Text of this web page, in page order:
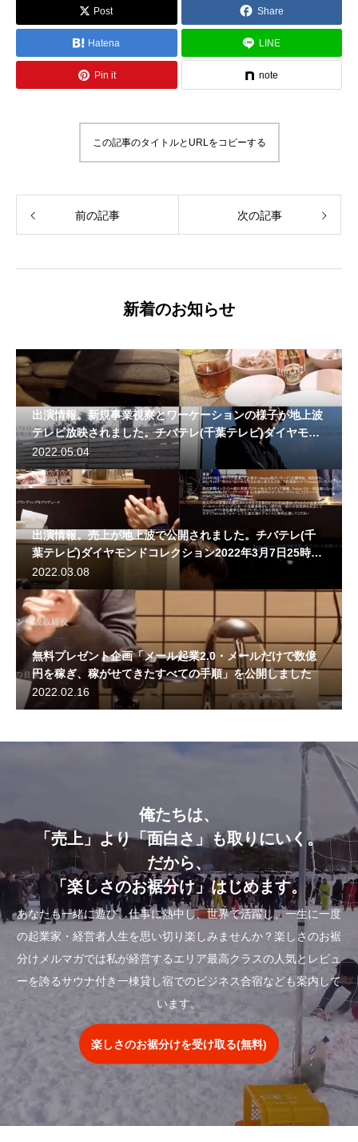
Post Share
Hatena LINE
Pin it note
この記事のタイトルとURLをコピーする
前の記事 次の記事
新着のお知らせ
出演情報。新規事業視察とワーケーションの様子が地上波
テレビ放映されました。チバテレ(千葉テレビ)ダイヤモン
ドコレクション2022年5月3日25時半〜
2022.05.04
出演情報。売上が地上波で公開されました。チバテレ(千
葉テレビ)ダイヤモンドコレクション2022年3月7日25時
半〜
2022.03.08
無料プレゼント企画「メール起業2.0・メールだけで数億
円を稼ぎ、稼がせてきたすべての手順」を公開しました
2022.02.16
俺たちは、
「売上」より「面白さ」も取りにいく。
だから、
「楽しさのお裾分け」はじめます。
あなたも一緒に遊び、仕事に熱中し、世界で活躍し、一生に一度
の起業家・経営者人生を思い切り楽しみませんか？楽しさのお裾
分けメルマガでは私が経営するエリア最高クラスの人気とレビュ
ーを誇るサウナ付き一棟貸し宿でのビジネス合宿なども案内して
います。
楽しさのお裾分けを受け取る(無料)